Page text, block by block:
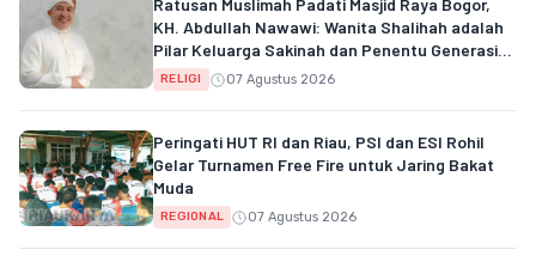
Ratusan Muslimah Padati Masjid Raya Bogor,
KH. Abdullah Nawawi: Wanita Shalihah adalah
Pilar Keluarga Sakinah dan Penentu Generasi
Qur'ani
RELIGI 07 Agustus 2026
Peringati HUT RI dan Riau, PSI dan ESI Rohil
Gelar Turnamen Free Fire untuk Jaring Bakat
Muda
REGIONAL 07 Agustus 2026